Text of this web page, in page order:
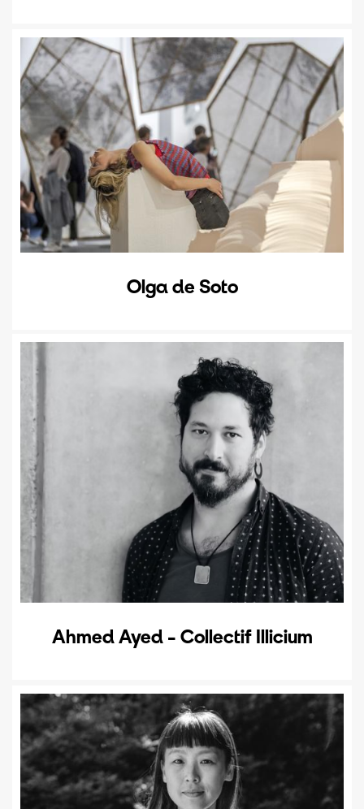
Olga de Soto
Ahmed Ayed - Collectif Illicium